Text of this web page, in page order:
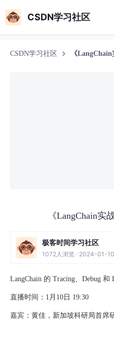
CSDN学习社区
CSDN学习社区 《
《LangChain实
极客时间学习社区
1072人浏览 · 2024-01-
LangChain 的 Tracing、Debug 和
直播时间：1月10日 19:30
嘉宾：黄佳，新加坡科研局首席